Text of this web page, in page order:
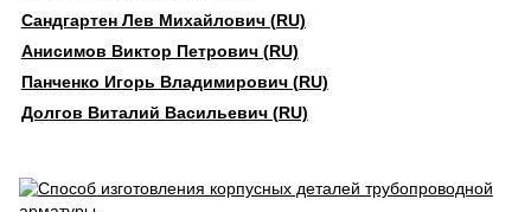
Сандгартен Лев Михайлович (RU)
Анисимов Виктор Петрович (RU)
Панченко Игорь Владимирович (RU)
Долгов Виталий Васильевич (RU)